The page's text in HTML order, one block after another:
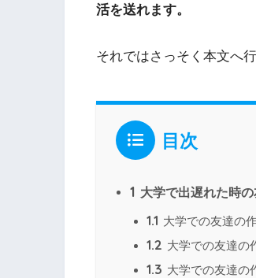
活を送れます。
それではさっそく本文へ
目次
1 大学で出遅れた時
1.1 大学での友達の
1.2 大学での友達の
1.3 大学での友達の